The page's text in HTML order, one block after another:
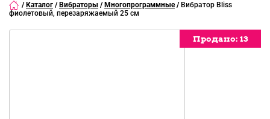
/ Каталог / Вибраторы / Многопрограммные / Вибратор Bliss
фиолетовый, перезаряжаемый 25 см
Продано: 13